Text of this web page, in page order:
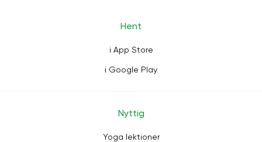
Hent
i App Store
i Google Play
Nyttig
Yoga lektioner